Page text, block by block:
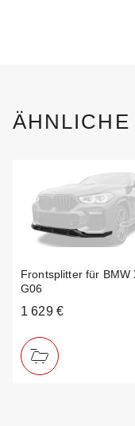
Frontsplitter für BMW
G06
1 629 €